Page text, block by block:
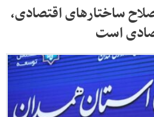
ساختارهای اقتصادی،
است